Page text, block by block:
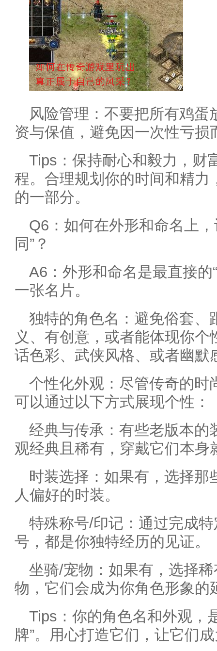
风险管理：不要把所有鸡
资与保值，避免因一次性亏损
Tips：保持耐心和毅力，财
程。合理规划你的时间和精力
的一部分。
Q6：如何在外形和命名上
同”？
A6：外形和命名是最直接的
一张名片。
独特的角色名：避免俗套、
义、有创意，或者能体现你
话色彩、武侠风格、或者幽默
个性化外观：尽管传奇的时
可以通过以下方式展现个性：
经典与传承：有些老版本的
观经典且稀有，穿戴它们本身
时装选择：如果有，选择那
人偏好的时装。
特殊称号/印记：通过完成
号，都是你独特经历的见证。
坐骑/宠物：如果有，选择
物，它们会成为你角色形象的
Tips：你的角色名和外观，
牌”。用心打造它们，让它们